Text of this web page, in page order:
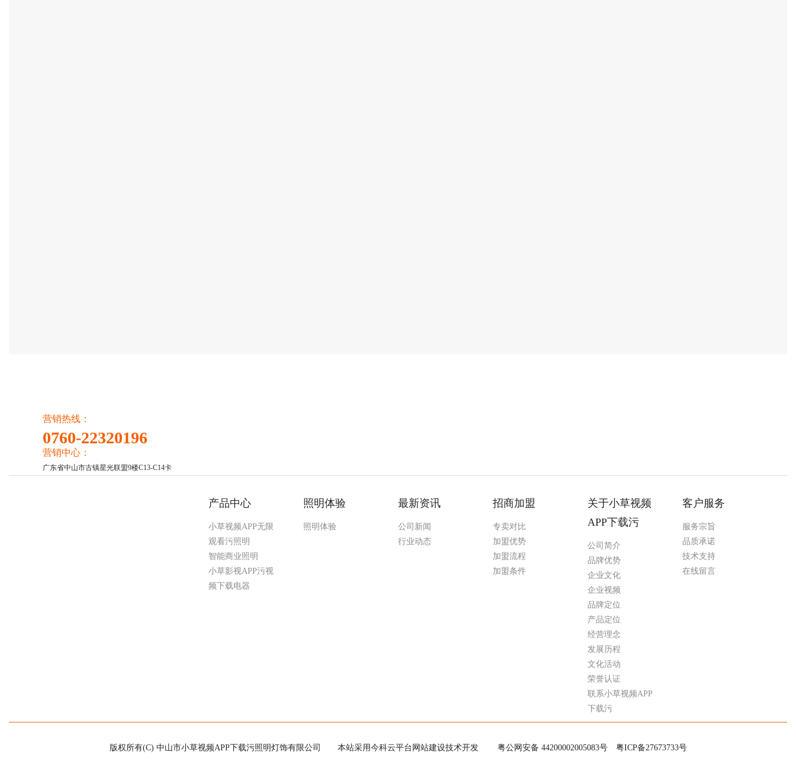
营销热线：
0760-22320196
营销中心：
广东省中山市古镇星光联盟9楼C13-C14卡
产品中心
小草视频APP无限
观看污照明
智能商业照明
小草影视APP污视
频下载电器
照明体验
照明体验
最新资讯
公司新闻
行业动态
招商加盟
专卖对比
加盟优势
加盟流程
加盟条件
关于小草视频
APP下载污
公司简介
品牌优势
企业文化
企业视频
品牌定位
产品定位
经营理念
发展历程
文化活动
荣誉认证
联系小草视频APP
下载污
客户服务
服务宗旨
品质承诺
技术支持
在线留言
版权所有(C) 中山市小草视频APP下载污照明灯饰有限公司 本站采用今科云平台网站建设技术开发粤公网安备 44200002005083号 粤ICP备27673733号